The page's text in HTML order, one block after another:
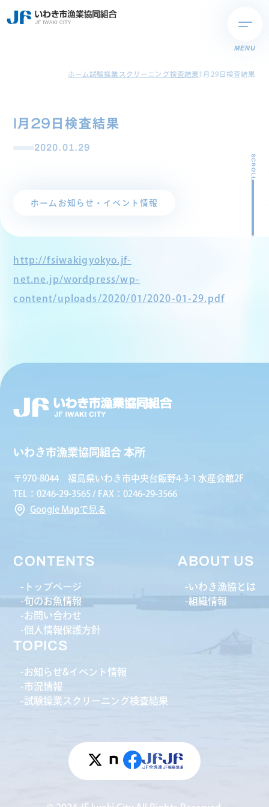
MENU
ホーム試験操業スクリーニング検査結果1月29日検査結果
1月29日検査結果
2020.01.29
ホーム お知らせ・イベント情報
SCROLL
http://fsiwakigyokyo.jf-
net.ne.jp/wordpress/wp-
content/uploads/2020/01/2020-01-29.pdf
いわき市漁業協同組合 本所
〒970-8044 福島県いわき市中央台飯野4-3-1 水産会館2F
TEL：0246-29-3565 / FAX：0246-29-3566
Google Mapで見る
CONTENTS
トップページ
旬のお魚情報
お問い合わせ
個人情報保護方針
ABOUT US
いわき漁協とは
組織情報
TOPICS
お知らせ&イベント情報
市況情報
試験操業スクリーニング検査結果